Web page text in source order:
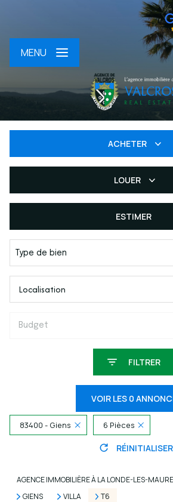
MENU
ACHETER
Du neuf
LOUER
De l'immo pro
ESTIMER
Type de bien
Localisation
Budget
FILTRER
VOIR LES 0
83400 - Giens 6 Pièces
RÉINITIALISER
AGENCE IMMOBILIÈRE À LA LONDE-LES-
GIENS
VILLA T6